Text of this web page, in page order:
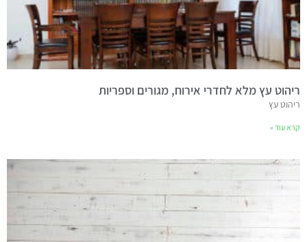
ריהוט עץ מלא לחדרי אירוח, מגורים וספריות
ריהוט עץ
קרא עוד »